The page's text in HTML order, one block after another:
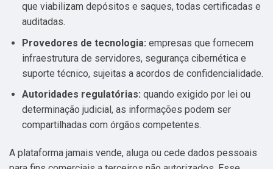
que viabilizam depósitos e saques, todas certificadas e
auditadas.
Provedores de tecnologia: empresas que fornecem
infraestrutura de servidores, segurança cibernética e
suporte técnico, sujeitas a acordos de confidencialidade.
Autoridades regulatórias: quando exigido por lei ou
determinação judicial, as informações podem ser
compartilhadas com órgãos competentes.
A plataforma jamais vende, aluga ou cede dados pessoais